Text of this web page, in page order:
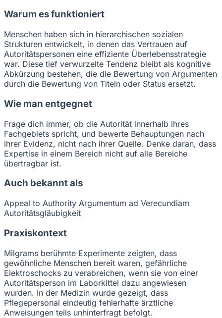
Warum es funktioniert
Menschen haben sich in hierarchischen sozialen
Strukturen entwickelt, in denen das Vertrauen auf
Autoritätspersonen eine effiziente Überlebensstrategie
war. Diese tief verwurzelte Tendenz bleibt als kognitive
Abkürzung bestehen, die die Bewertung von Argumenten
durch die Bewertung von Titeln oder Status ersetzt.
Wie man entgegnet
Frage dich immer, ob die Autorität innerhalb ihres
Fachgebiets spricht, und bewerte Behauptungen nach
ihrer Evidenz, nicht nach ihrer Quelle. Denke daran, dass
Expertise in einem Bereich nicht auf alle Bereiche
übertragbar ist.
Auch bekannt als
Appeal to Authority Argumentum ad Verecundiam
Autoritätsgläubigkeit
Praxiskontext
Milgrams berühmte Experimente zeigten, dass
gewöhnliche Menschen bereit waren, gefährliche
Elektroschocks zu verabreichen, wenn sie von einer
Autoritätsperson im Laborkittel dazu angewiesen
wurden. In der Medizin wurde gezeigt, dass
Pflegepersonal eindeutig fehlerhafte ärztliche
Anweisungen teils unhinterfragt befolgt.